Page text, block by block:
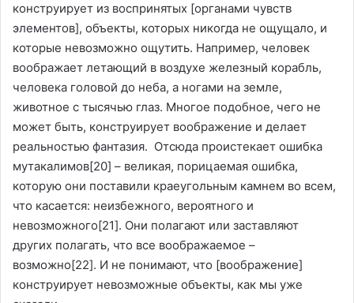
конструирует из воспринятых [органами чувств
элементов], объекты, которых никогда не ощущало, и
которые невозможно ощутить. Например, человек
воображает летающий в воздухе железный корабль,
человека головой до неба, а ногами на земле,
животное с тысячью глаз. Многое подобное, чего не
может быть, конструирует воображение и делает
реальностью фантазия. Отсюда проистекает ошибка
мутакалимов[20] – великая, порицаемая ошибка,
которую они поставили краеугольным камнем во всем,
что касается: неизбежного, вероятного и
невозможного[21]. Они полагают или заставляют
других полагать, что все воображаемое –
возможно[22]. И не понимают, что [воображение]
конструирует невозможные объекты, как мы уже